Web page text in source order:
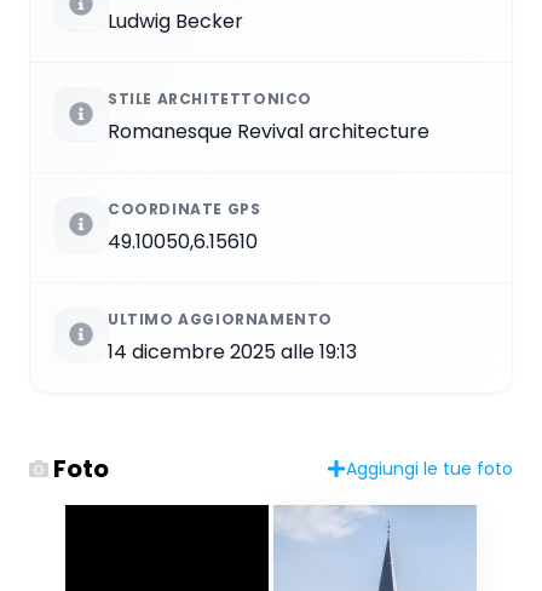
Ludwig Becker
STILE ARCHITETTONICO
Romanesque Revival architecture
COORDINATE GPS
49.10050,6.15610
ULTIMO AGGIORNAMENTO
14 dicembre 2025 alle 19:13
Foto Aggiungi le tue foto